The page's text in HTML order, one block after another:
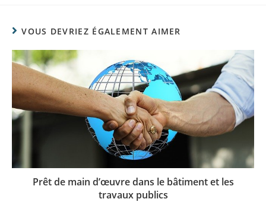
VOUS DEVRIEZ ÉGALEMENT AIMER
Prêt de main d’œuvre dans le bâtiment et les
travaux publics